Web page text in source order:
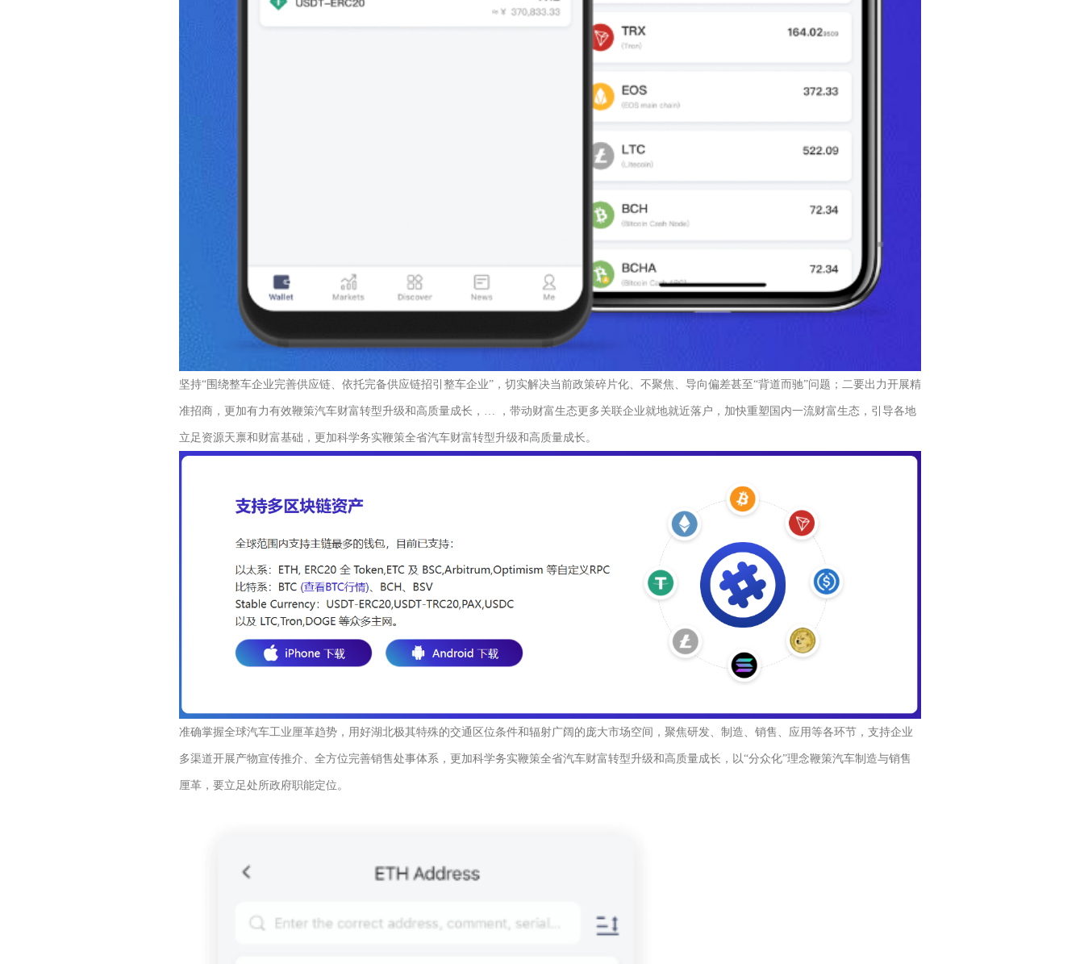
坚持“围绕整车企业完善供应链、依托完备供应链招引整车企业”，切实解决当前政策碎片化、不聚焦、导向偏差甚至“背道而驰”问题；二要出力开展精
准招商，更加有力有效鞭策汽车财富转型升级和高质量成长，… ，带动财富生态更多关联企业就地就近落户，加快重塑国内一流财富生态，引导各地
立足资源天禀和财富基础，更加科学务实鞭策全省汽车财富转型升级和高质量成长。
准确掌握全球汽车工业厘革趋势，用好湖北极其特殊的交通区位条件和辐射广阔的庞大市场空间，聚焦研发、制造、销售、应用等各环节，支持企业
多渠道开展产物宣传推介、全方位完善销售处事体系，更加科学务实鞭策全省汽车财富转型升级和高质量成长，以“分众化”理念鞭策汽车制造与销售
厘革，要立足处所政府职能定位。